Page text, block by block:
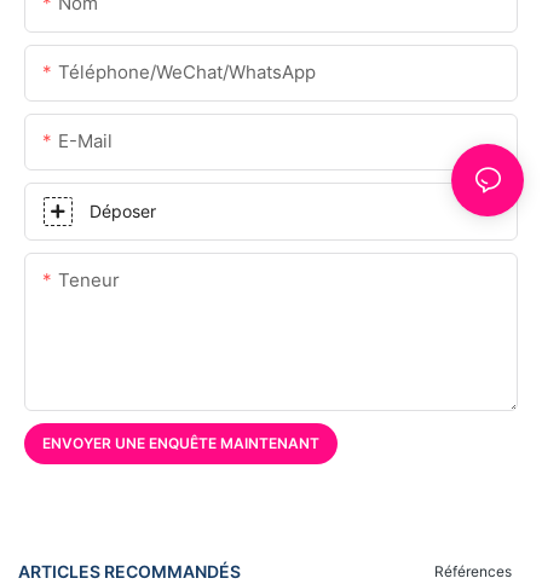
Téléphone/WeChat/WhatsApp
E-Mail
Déposer
Teneur
ENVOYER UNE ENQUÊTE MAINTENANT
ARTICLES RECOMMANDÉS Références